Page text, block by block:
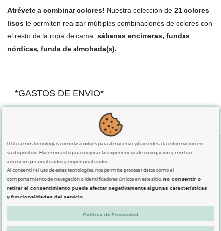
Atrévete a combinar colores! Nuestra colección de 21 colores
lisos le permiten realizar múltiples combinaciones de colores con
el resto de la ropa de cama: sábanas encimeras, fundas
nórdicas, funda de almohada(s).
*GASTOS DE ENVIO*
para comprassuperiores a 80€
exclusiva para la peninsula.
SOBRE NOSOTROS
LEGAL
PRODUCTOS
Utilizamos tecnologías como las cookies para almacenar y/o acceder a la información en
su dispositivo. Hacemos esto para mejorar las experiencias de navegación y mostrar
anuncios personalizados y no personalizados.
Al consentir el uso de estas tecnologías, nos permite procesar datos como el
comportamiento de navegación o identificadores únicos en este sitio.No consentir o
retirar el consentimiento puede afectar negativamente algunas características
y funcionalidades del servicio.
Política de Privacidad